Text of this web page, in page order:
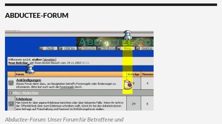
ABDUCTEE-FORUM
Abductee-Forum: Unser Forum für Betroffene und